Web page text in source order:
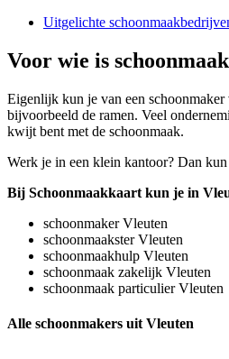
Uitgelichte
Voor wie is
Eigenlijk kun je van een
bijvoorbeeld de ramen. Veel
kwijt bent met de schoonmaak.
Werk je in een klein kantoor? Dan
Bij Schoonmaakkaart kun je in
schoonmaker Vleuten
schoonmaakster Vleuten
schoonmaakhulp Vleuten
schoonmaak zakelijk Vleuten
schoonmaak particulier Vleuten
Alle schoonmakers uit Vleuten